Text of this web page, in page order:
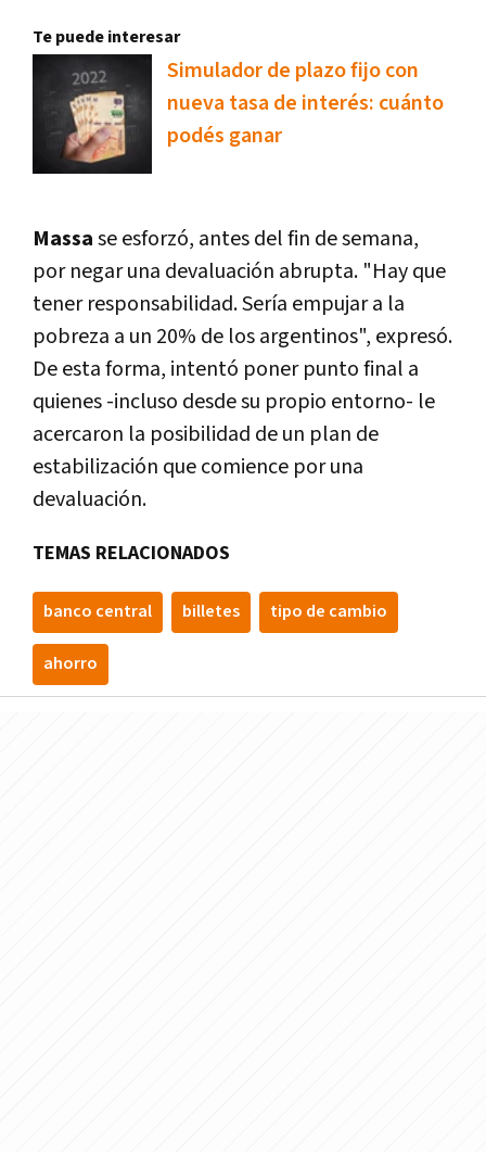
Te puede interesar
Simulador de plazo fijo con
nueva tasa de interés: cuánto
podés ganar
Massase esforzó, antes del fin de semana,
por negar una devaluación abrupta. "Hay que
tener responsabilidad. Sería empujar a la
pobreza a un 20% de los argentinos", expresó.
De esta forma, intentó poner punto final a
quienes -incluso desde su propio entorno- le
acercaron la posibilidad de un plan de
estabilización que comience por una
devaluación.
TEMAS RELACIONADOS
banco central billetes tipo de cambio
ahorro